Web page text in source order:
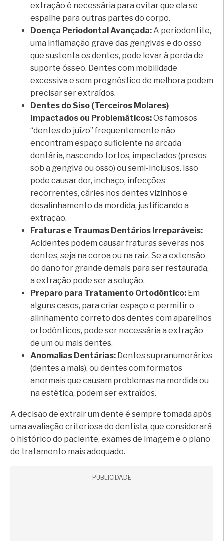
extração é necessária para evitar que ela se
espalhe para outras partes do corpo.
Doença Periodontal Avançada:A periodontite,
uma inflamação grave das gengivas e do osso
que sustenta os dentes, pode levar à perda de
suporte ósseo. Dentes com mobilidade
excessiva e sem prognóstico de melhora podem
precisar ser extraídos.
Dentes do Siso (Terceiros Molares)
Impactados ou Problemáticos:Os famosos
“dentes do juízo” frequentemente não
encontram espaço suficiente na arcada
dentária, nascendo tortos, impactados (presos
sob a gengiva ou osso) ou semi-inclusos. Isso
pode causar dor, inchaço, infecções
recorrentes, cáries nos dentes vizinhos e
desalinhamento da mordida, justificando a
extração.
Fraturas e Traumas Dentários Irreparáveis:
Acidentes podem causar fraturas severas nos
dentes, seja na coroa ou na raiz. Se a extensão
do dano for grande demais para ser restaurada,
a extração pode ser a solução.
Preparo para Tratamento Ortodôntico: Em
alguns casos, para criar espaço e permitir o
alinhamento correto dos dentes com aparelhos
ortodônticos, pode ser necessária a extração
de um ou mais dentes.
Anomalias Dentárias: Dentes supranumerários
(dentes a mais), ou dentes com formatos
anormais que causam problemas na mordida ou
na estética, podem ser extraídos.
A decisão de extrair um dente é sempre tomada após
uma avaliação criteriosa do dentista, que considerará
o histórico do paciente, exames de imagem e o plano
de tratamento mais adequado.
PUBLICIDADE